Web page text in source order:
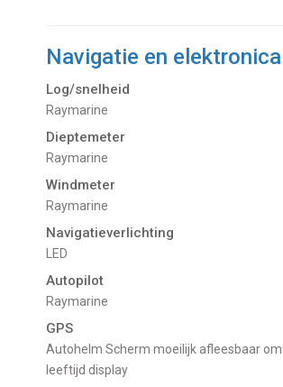
Navigatie en elektronica
Log/snelheid
Raymarine
Dieptemeter
Raymarine
Windmeter
Raymarine
Navigatieverlichting
LED
Autopilot
Raymarine
GPS
Autohelm Scherm moeilijk afleesbaar omwille van
leeftijd display